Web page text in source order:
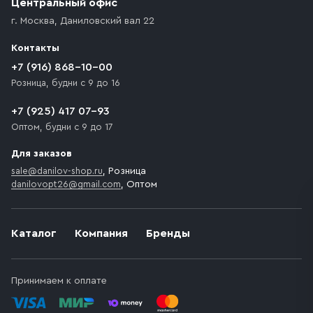
которое максимально близко к месту запланированной
движения. Если на территории места назначения
доставки предусмотрен платный въезд, то Покупателю
необходимо компенсировать стоимость въезда
Каталог Компания Бренды
Принимаем к оплате
Центральный офис
г. Москва, Даниловский вал 22
Контакты
+7 (916) 868-10-00
Розница, будни с 9 до 16
+7 (925) 417 07-93
Оптом, будни с 9 до 17
Для заказов
sale@danilov-shop.ru, Розница
danilovopt26@gmail.com, Оптом